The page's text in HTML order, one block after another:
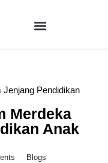
Pendidikan
Merdeka
Anak
Blogs